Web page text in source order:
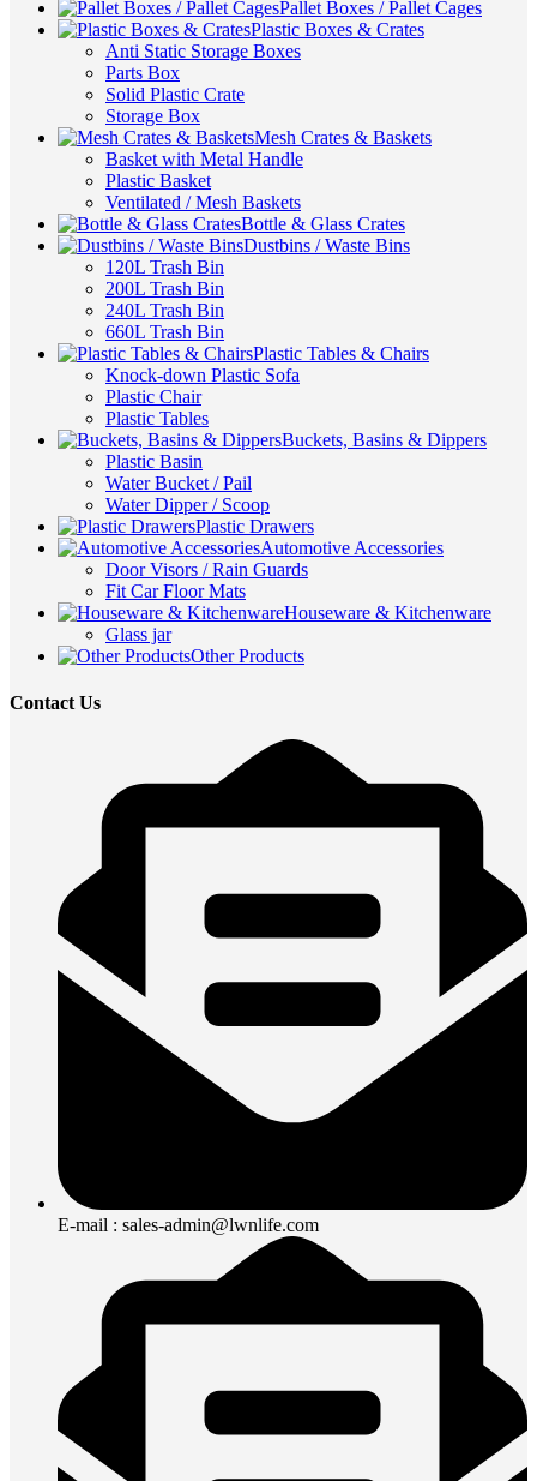
Pallet Boxes / Pallet Cages
Plastic Boxes & Crates
Anti Static Storage Boxes
Parts Box
Solid Plastic Crate
Storage Box
Mesh Crates & Baskets
Basket with Metal Handle
Plastic Basket
Ventilated / Mesh Baskets
Bottle & Glass Crates
Dustbins / Waste Bins
120L Trash Bin
200L Trash Bin
240L Trash Bin
660L Trash Bin
Plastic Tables & Chairs
Knock-down Plastic Sofa
Plastic Chair
Plastic Tables
Buckets, Basins & Dippers
Plastic Basin
Water Bucket / Pail
Water Dipper / Scoop
Plastic Drawers
Automotive Accessories
Door Visors / Rain Guards
Fit Car Floor Mats
Houseware & Kitchenware
Glass jar
Other Products
Contact Us
E-mail : sales-admin@lwnlife.com